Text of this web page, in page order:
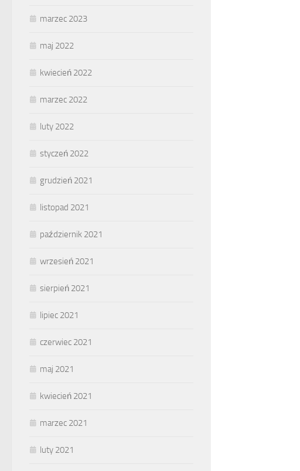
marzec 2023
maj 2022
kwiecień 2022
marzec 2022
luty 2022
styczeń 2022
grudzień 2021
listopad 2021
październik 2021
wrzesień 2021
sierpień 2021
lipiec 2021
czerwiec 2021
maj 2021
kwiecień 2021
marzec 2021
luty 2021